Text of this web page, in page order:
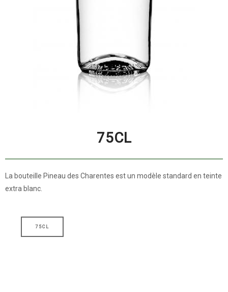
75CL
La bouteille Pineau des Charentes est un modèle standard en teinte
extra blanc.
75CL